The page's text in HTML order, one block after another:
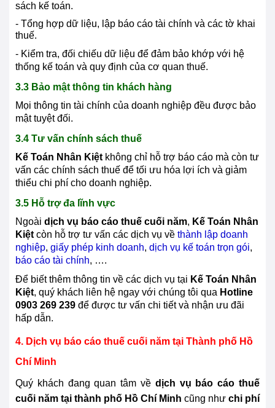
sách kế toán.
- Tổng hợp dữ liệu, lập báo cáo tài chính và các tờ khai
thuế.
- Kiểm tra, đối chiếu dữ liệu để đảm bảo khớp với hệ
thống kế toán và quy định của cơ quan thuế.
3.3 Bảo mật thông tin khách hàng
Mọi thông tin tài chính của doanh nghiệp đều được bảo
mật tuyệt đối.
3.4 Tư vấn chính sách thuế
Kế Toán Nhân Kiệt không chỉ hỗ trợ báo cáo mà còn tư
vấn các chính sách thuế để tối ưu hóa lợi ích và giảm
thiểu chi phí cho doanh nghiệp.
3.5 Hỗ trợ đa lĩnh vực
Ngoài dịch vụ báo cáo thuế cuối năm, Kế Toán Nhân
Kiệt còn hỗ trợ tư vấn các dịch vụ về thành lập doanh
nghiệp, giấy phép kinh doanh, dịch vụ kế toán trọn gói,
báo cáo tài chính, ….
Để biết thêm thông tin về các dịch vụ tại Kế Toán Nhân
Kiệt, quý khách liên hệ ngay với chúng tôi qua Hotline
0903 269 239 để được tư vấn chi tiết và nhận ưu đãi
hấp dẫn.
4. Dịch vụ báo cáo thuế cuối năm tại Thành phố Hồ
Chí Minh
Quý khách đang quan tâm về dịch vụ báo cáo thuế
cuối năm tại thành phố Hồ Chí Minh cũng như chi phí